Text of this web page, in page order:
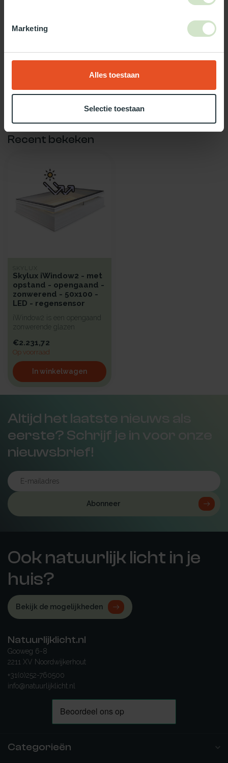
Marketing
Alles toestaan
Selectie toestaan
glas/zonwerend/
Gebruik onze daglicht keuzehulp!
Gebruik dan onze daglicht keuzehulp!
Recent bekeken
SKYLUX
Skylux iWindow2 - met
opstand - opengaand -
zonwerend - 50x100 -
LED - regensensor
iWindow2 is een opengaand
zonwerende glazen
isolatie vo...
€2.231,72
Op voorraad
In winkelwagen
Altijd het laatste nieuws als
eerste? Schrijf je in voor onze
nieuwsbrief!
Abonneer
Ook natuurlijk licht in je
huis?
Bekijk de mogelijkheden
Natuurlijklicht.nl
Gooweg 6-8
2211 XV Noordwijkerhout
+31(0)252-760500
info@natuurlijklicht.nl
Categorieën